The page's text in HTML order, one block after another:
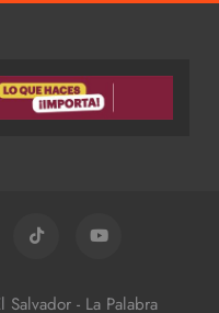
- La Palabra